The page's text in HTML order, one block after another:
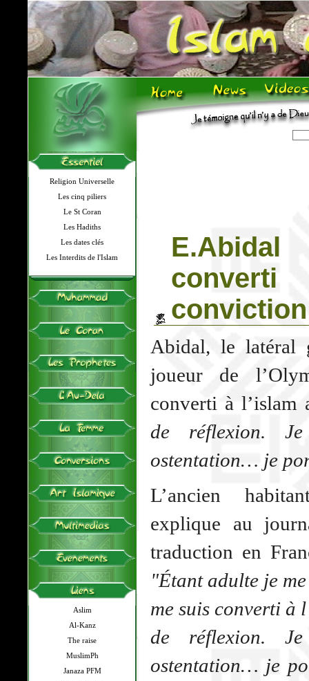
Religion Universelle
Les cinq piliers
Le St Coran
Les Hadiths
Les dates clés
Les Interdits de l'Islam
Aslim
Al-Kanz
The raise
MuslimPh
Janaza PFM
conviction
Abidal, le latéral
joueur de
converti à l’islam
de réflexion.
ostentation… je
L’ancien
explique au
traduction en
"Étant adulte je
me suis converti à
de réflexion.
ostentation… je